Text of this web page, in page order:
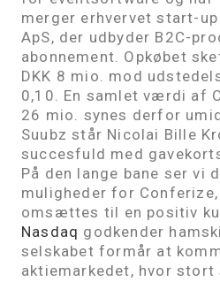
merger erhvervet start-
ApS, der udbyder B2C-
abonnement. Opkøbet
DKK 8 mio. mod
0,10. En samlet værdi af
26 mio. synes derfor
Suubz står Nicolai Bille
succesfuld med
På den lange bane ser vi
muligheder for
omsættes til en positiv
Nasdaq godkender
selskabet formår at
aktiemarkedet, hvor